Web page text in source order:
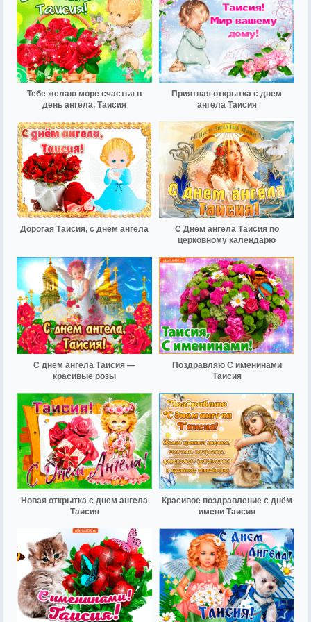
Тебе желаю море счастья в
день ангела, Таисия
Приятная открытка с днем
ангела Таисия
Дорогая Таисия, с днём ангела
С Днём ангела Таисия по
церковному календарю
С днём ангела Таисия —
красивые розы
Поздравляю С именинами
Таисия
Новая открытка с днем ангела
Таисия
Красивое поздравление с днём
имени Таисия